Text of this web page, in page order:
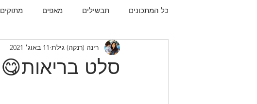
כל המתכונים תבשילים מאפים מתוקים
תפו"א עוף עוגות
סלט בריאות😋
רינה (רנקה) גילת 11 באוג׳ 2021